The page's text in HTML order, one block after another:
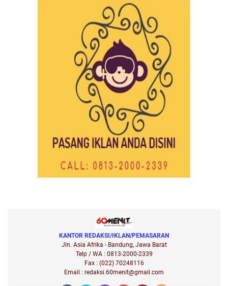
KANTOR REDAKSI/IKLAN/PEMASARAN
Jln. Asia Afrika - Bandung, Jawa Barat
Telp / WA : 0813-2000-2339
Fax : (022) 70248116
Email : redaksi.60menit@gmail.com